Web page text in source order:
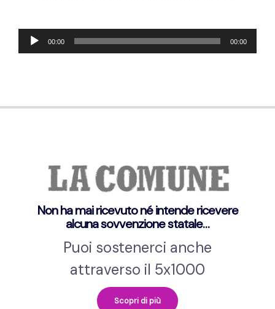
Audio-
Player
00:00 00:00
Non ha mai ricevuto né intende ricevere
alcuna sovvenzione statale…
Puoi sostenerci anche
attraverso il 5x1000
Scopri di più